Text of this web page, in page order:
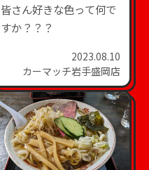
皆さん好きな色って何で
すか？？？
2023.08.10
カーマッチ岩手盛岡店